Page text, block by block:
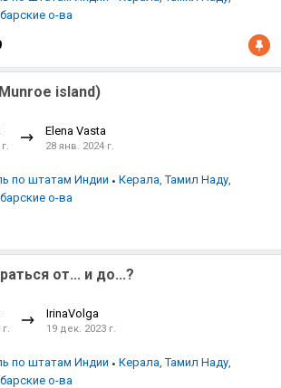
о-ва
island)
Elena Vasta
28 янв. 2024 г.
по штатам Индии
Керала, Тамил Наду,
о-ва
от... и до...?
IrinaVolga
19 дек. 2023 г.
по штатам Индии
Керала, Тамил Наду,
о-ва